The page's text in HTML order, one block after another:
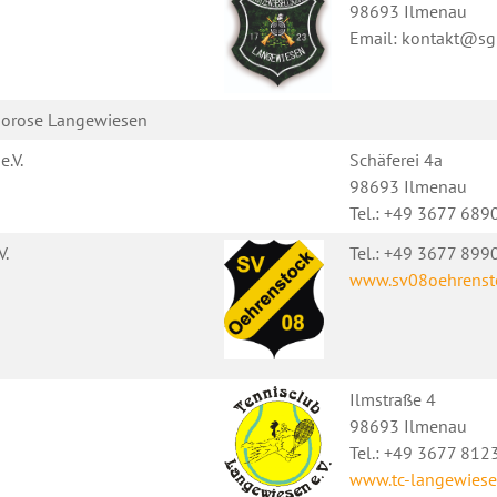
98693 Ilmenau
Email:
Langewiesen
Schäferei 4a
98693 Ilmenau
Tel.: +49 3677
Tel.: +49 3677
Ilmstraße 4
98693 Ilmenau
Tel.: +49 3677
www.tc-